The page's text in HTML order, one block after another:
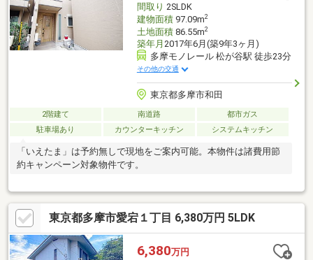
間取り 2SLDK
建物面積97.09m2
土地面積86.55m2
築年月 2017年6月(築9年3ヶ月)
多摩モノレール 松が谷駅 徒歩23分
その他の交通
東京都多摩市和田
2階建て 南道路
都市ガス
駐車場あり
カウンターキッチン システムキッチン
「いえたま」は予約無しで現地をご案内可能。本物件は諸費用節
約キャンペーン対象物件です。
東京都多摩市愛宕１丁目 6,380万円 5LDK
6,380万円